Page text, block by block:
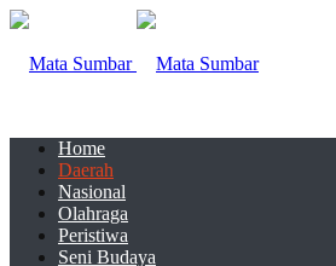
Home
Daerah
Nasional
Olahraga
Peristiwa
Seni Budaya